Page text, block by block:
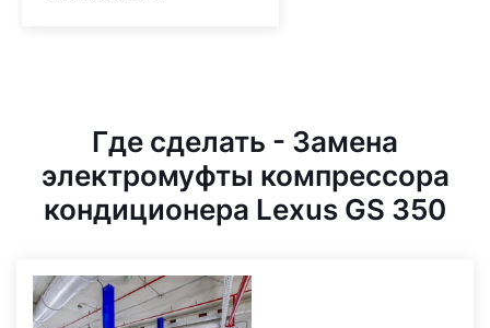
Где сделать - Замена
электромуфты компрессора
кондиционера Lexus GS 350